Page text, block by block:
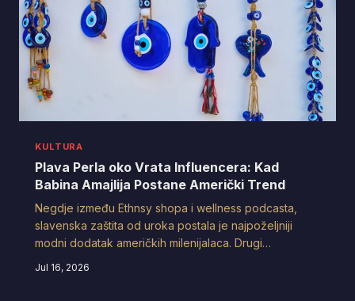
KULTURA
Plava Perla oko Vrata Influencera: Kad
Babina Amajlija Postane Američki Trend
Negdje između Ethnsy shopa i wellness podcasta,
slavenska zaštita od uroka postala je najpoželjniji
modni dodatak američkih milenijalaca. Drugi
Jul 16, 2026